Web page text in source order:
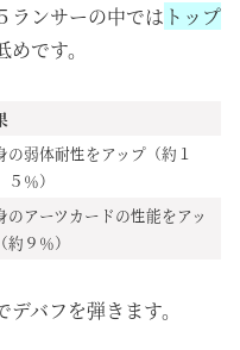
ランサーの中では トップ
です。
の弱体耐性をアップ（約１
５％）
のアーツカードの性能をアッ
約９％）
バフを弾きます。